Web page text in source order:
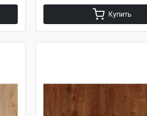
Купить